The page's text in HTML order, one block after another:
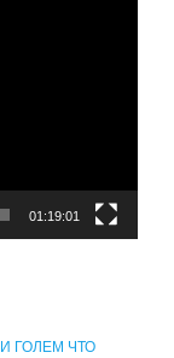
01:19:01
ГОЛЕМ ЧТО